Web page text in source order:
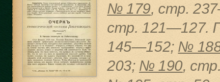
№ 179, cтр.
cтр. 121—127.
145—152; №
203; № 190,